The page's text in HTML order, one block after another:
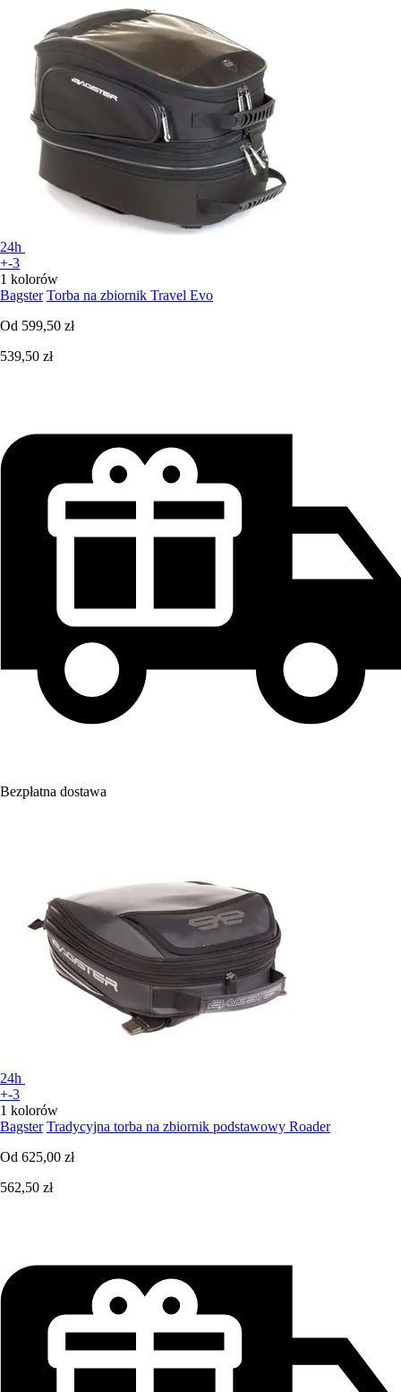
24h
+-3
1 kolorów
Bagster Torba na zbiornik Travel Evo
Od 599,50 zł
539,50 zł
Bezpłatna dostawa
24h
+-3
1 kolorów
Bagster Tradycyjna torba na zbiornik podstawowy Roader
Od 625,00 zł
562,50 zł